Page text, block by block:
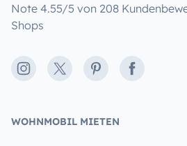
Note 4.55/5 von 208
Shops
Instagram
X PinterestFacebook
WOHNMOBIL MIETEN